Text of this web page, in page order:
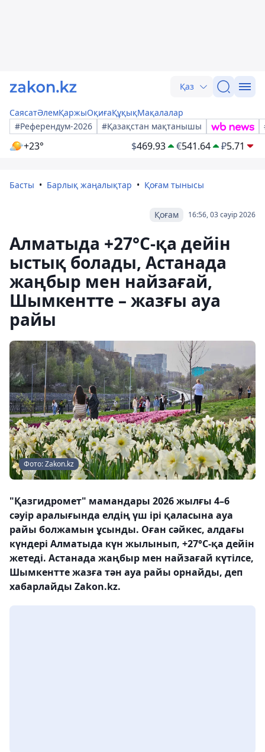
Қаз
СаясатӘлемҚаржыОқиғаҚұқықМақалалар
#Референдум-2026
#Қазақстан мақтанышы
+23° $469.93 €541.64 ₽5.71
Басты Барлық жаңалықтар Қоғам тынысы
16:56, 03 сәуір 2026
Қоғам
Алматыда +27°С-қа дейін
ыстық болады, Астанада
жаңбыр мен найзағай,
Шымкентте – жазғы ауа
райы
Фото: Zakon.kz
"Қазгидромет" мамандары 2026 жылғы 4–6
сәуір аралығында елдің үш ірі қаласына ауа
райы болжамын ұсынды. Оған сәйкес, алдағы
күндері Алматыда күн жылынып, +27°С-қа дейін
жетеді. Астанада жаңбыр мен найзағай күтілсе,
Шымкентте жазға тән ауа райы орнайды, деп
хабарлайды Zakon.kz.